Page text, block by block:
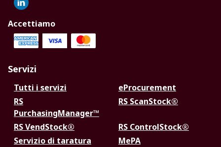
Accettiamo
Servizi
Tutti i servizi
eProcurement
RS
PurchasingManager™
RS ScanStock®
RS VendStock®
RS ControlStock®
Servizio di taratura
MePA